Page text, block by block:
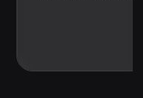
14 場次之轉讓
開放；2026-